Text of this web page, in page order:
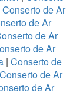
Conserto de Ar
de Ar
de Ar
de Ar
| Conserto de
Conserto de Ar
de Ar